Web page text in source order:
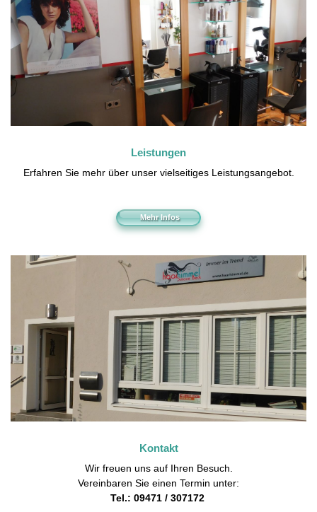
Leistungen
Erfahren Sie mehr über unser vielseitiges Leistungsangebot.
Mehr Infos
Kontakt
Wir freuen uns auf Ihren Besuch.
Vereinbaren Sie einen Termin unter:
Tel.: 09471 / 307172